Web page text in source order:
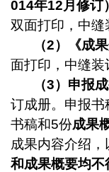
014年12月修订
双面打印，中缝
（2）《成
面打印，中缝装
（3）申报
订成册。申报书
书稿和5份成果
成果内容介绍，
和成果概要均